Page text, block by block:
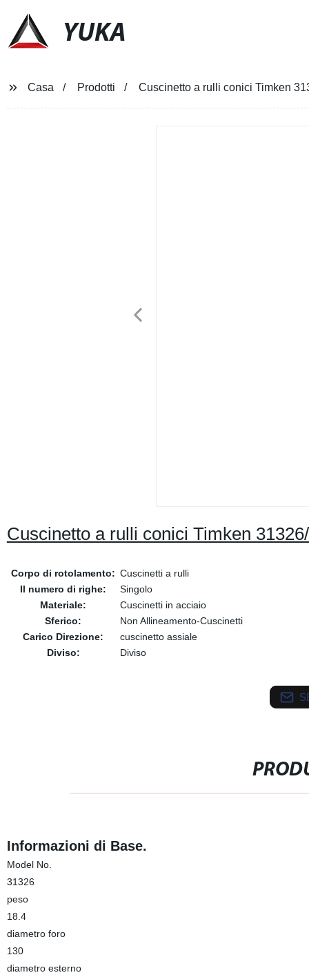
YUKA
Casa Prodotti Cuscinetto a rulli conici Timken
Cuscinetto a rulli conici Timken
Corpo di rotolamento: Cuscinetti a rulli
Il numero di righe:
Singolo
Materiale:
Cuscinetti in acciaio
Sferico:
Non Allineamento-Cuscinetti
Carico Direzione:
cuscinetto assiale
Diviso:
Diviso
Informazioni di Base.
Model No.
31326
peso
18.4
diametro foro
130
diametro esterno